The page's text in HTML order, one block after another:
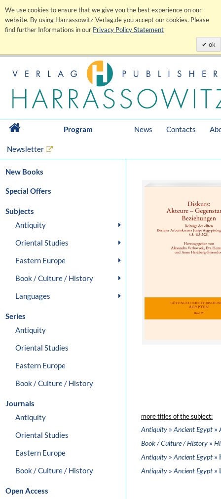
We use cookies to ensure that we give you the best experience on our
website. By using Harrassowitz-Verlag.de you accept our cookies. Please
find further Informations in our Privacy Policy Statement
ok
Program News Contacts
Newsletter
New Books
Special Offers
Subjects
Antiquity
Oriental Studies
Eastern Europe
Book / Culture / History
Languages
Series
Antiquity
Oriental Studies
Eastern Europe
Book / Culture / History
Journals
Antiquity
Oriental Studies
Eastern Europe
Book / Culture / History
Open Access
more titles of the subject:
Antiquity » Ancient Egypt »
Book / Culture / History »
Antiquity » Ancient Egypt »
Antiquity » Ancient Egypt »